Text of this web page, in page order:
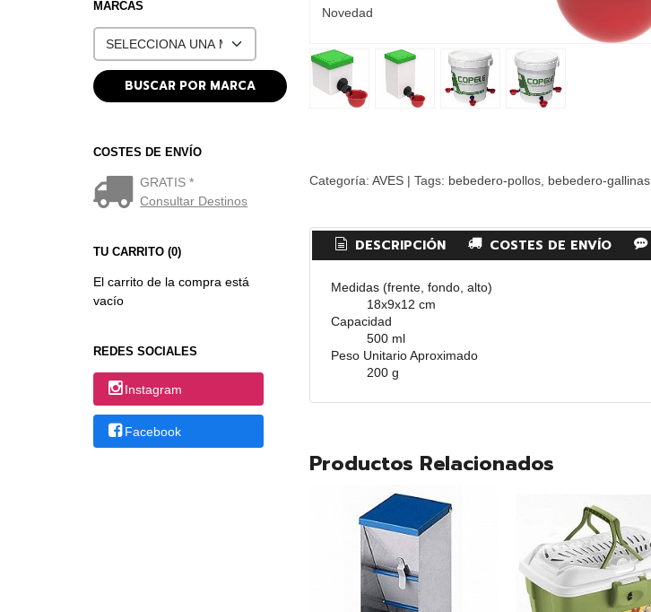
MARCAS
COSTES DE ENVÍO
GRATIS *
Consultar Destinos
TU CARRITO (0)
El carrito de la compra está
vacío
REDES SOCIALES
Instagram
Facebook
Novedad
Categoría: AVES| Tags: bebedero-pollos bebedero-gallinas
DESCRIPCIÓN COSTES DE ENVÍO
Medidas (frente, fondo, alto)
18x9x12 cm
Capacidad
500 ml
Peso Unitario Aproximado
200 g
Productos Relacionados